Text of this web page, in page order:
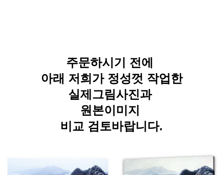
주문하시기 전에
아래 저희가 정성껏 작업한
실제그림사진과
원본이미지
비교 검토바랍니다.